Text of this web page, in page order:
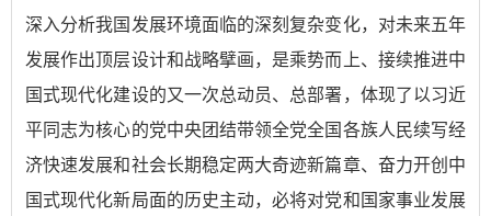
深入分析我国发展环境面临的深刻复杂变化，对未来五年
发展作出顶层设计和战略擘画，是乘势而上、接续推进中
国式现代化建设的又一次总动员、总部署，体现了以习近
平同志为核心的党中央团结带领全党全国各族人民续写经
济快速发展和社会长期稳定两大奇迹新篇章、奋力开创中
国式现代化新局面的历史主动，必将对党和国家事业发展